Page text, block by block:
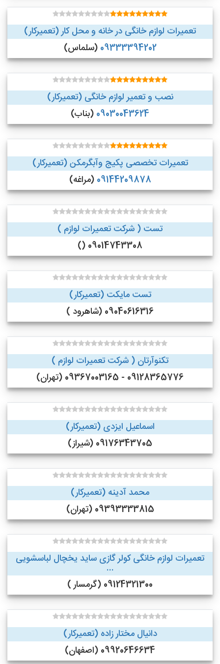
تعمیرات لوازم خانگی در خانه و محل کار (تعمیرکار)
09333394202(سلماس)
نصب و تعمیر لوازم خانگی (تعمیرکار)
09030043624(بناب)
تعمیرات تخصصی پکیج وآبگرمکن (تعمیرکار)
09144209878(مراغه)
تست ( شرکت تعمیرات لوازم )
09014743308 ()
تست مایکت (تعمیرکار)
09040616316 (شاهرود )
تکنوآرتان ( شرکت تعمیرات لوازم )
09128365776 - 09367003165 (تهران)
اسماعیل ایزدی (تعمیرکار)
09176343705 (شیراز)
محمد آدینه (تعمیرکار)
09393333815 (تهران)
تعمیرات لوازم خانگی کولر گازی ساید یخچال لباسشویی
...
09124321300 (گرمسار )
دانیال مختار زاده (تعمیرکار)
09920646634 (اصفهان)